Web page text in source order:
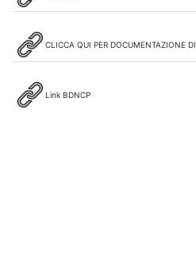
CLICCA QUI PER DOCUMENTAZIONE
Link BDNCP